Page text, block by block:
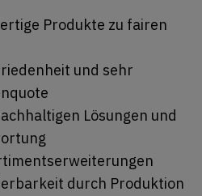
Produkte zu fairen
und sehr
Lösungen und
durch Produktion